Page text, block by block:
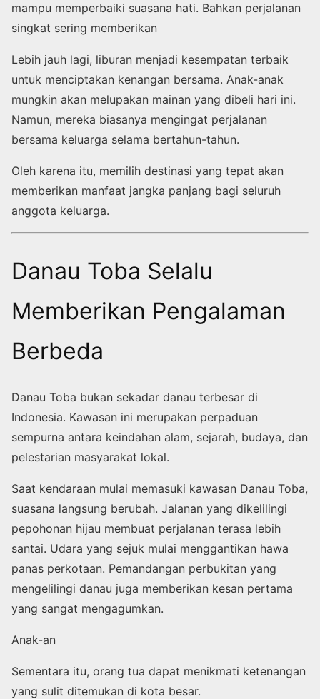
mampu memperbaiki suasana hati. Bahkan perjalanan
singkat sering memberikan
Lebih jauh lagi, liburan menjadi kesempatan terbaik
untuk menciptakan kenangan bersama. Anak-anak
mungkin akan melupakan mainan yang dibeli hari ini.
Namun, mereka biasanya mengingat perjalanan
bersama keluarga selama bertahun-tahun.
Oleh karena itu, memilih destinasi yang tepat akan
memberikan manfaat jangka panjang bagi seluruh
anggota keluarga.
Danau Toba Selalu
Memberikan Pengalaman
Berbeda
Danau Toba bukan sekadar danau terbesar di
Indonesia. Kawasan ini merupakan perpaduan
sempurna antara keindahan alam, sejarah, budaya, dan
pelestarian masyarakat lokal.
Saat kendaraan mulai memasuki kawasan Danau Toba,
suasana langsung berubah. Jalanan yang dikelilingi
pepohonan hijau membuat perjalanan terasa lebih
santai. Udara yang sejuk mulai menggantikan hawa
panas perkotaan. Pemandangan perbukitan yang
mengelilingi danau juga memberikan kesan pertama
yang sangat mengagumkan.
Anak-an
Sementara itu, orang tua dapat menikmati ketenangan
yang sulit ditemukan di kota besar.